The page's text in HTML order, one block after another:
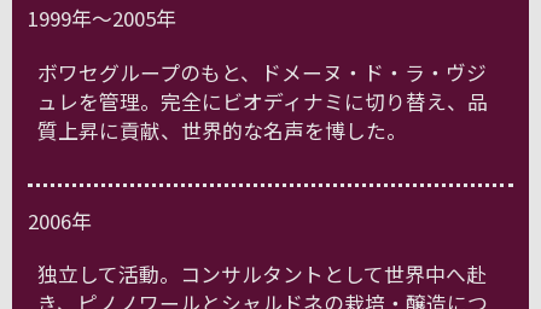
1999年～2005年
ボワセグループのもと、ドメーヌ・ド・ラ・ヴジ
ュレを管理。完全にビオディナミに切り替え、品
質上昇に貢献、世界的な名声を博した。
2006年
独立して活動。コンサルタントとして世界中へ赴
き、ピノノワールとシャルドネの栽培・醸造につ